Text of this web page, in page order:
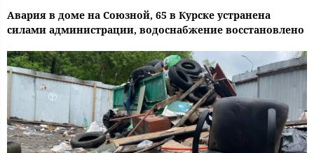
Авария в доме на Союзной, 65 в Курске устранена
силами администрации, водоснабжение восстановлено